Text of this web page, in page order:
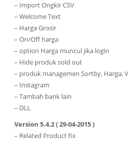
– Import Ongkir CSV
– Welcome Text
– Harga Grosir
– On/Off harga
– option Harga muncul jika login
– Hide produk sold out
– produk managemen Sortby, Harga,
– Instagram
– Tambah bank lain
– DLL
Version 5.4.2 ( 29-04-2015 )
– Related Product fix